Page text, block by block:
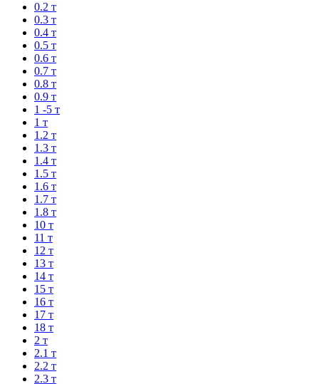
0.2 т
0.3 т
0.4 т
0.5 т
0.6 т
0.7 т
0.8 т
0.9 т
1 -5 т
1 т
1.2 т
1.3 т
1.4 т
1.5 т
1.6 т
1.7 т
1.8 т
10 т
11 т
12 т
13 т
14 т
15 т
16 т
17 т
18 т
2 т
2.1 т
2.2 т
2.3 т